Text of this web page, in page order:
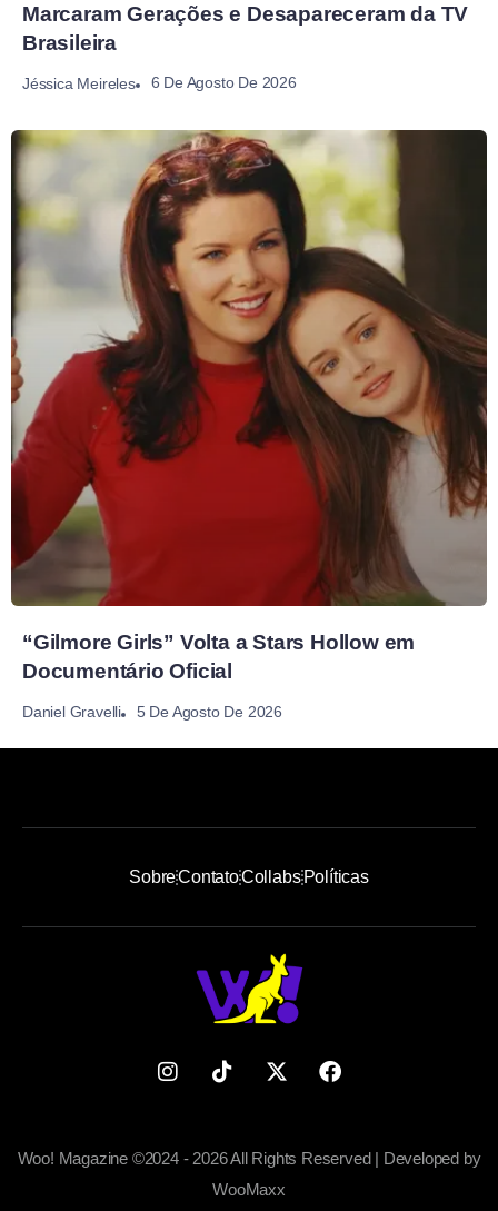
Marcaram Gerações e Desapareceram da TV
Brasileira
Jéssica Meireles 6 De Agosto De 2026
“Gilmore Girls” Volta a Stars Hollow em
Documentário Oficial
Daniel Gravelli 5 De Agosto De 2026
SobreContatoCollabsPolíticas
Woo! Magazine ©2024 - 2026 All Rights Reserved | Developed by
WooMaxx